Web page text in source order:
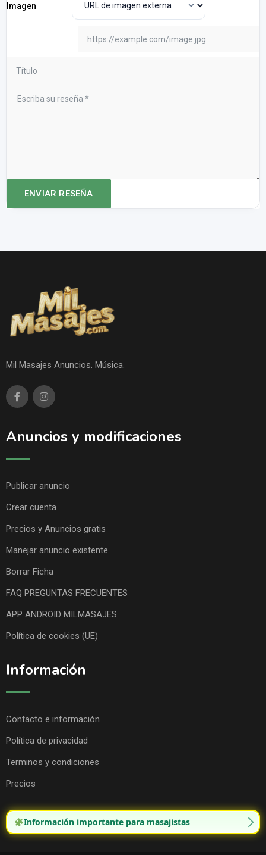
Imagen
Mil Masajes Anuncios. Música.
Anuncios y modificaciones
Publicar anuncio
Crear cuenta
Precios y Anuncios gratis
Manejar anuncio existente
Borrar Ficha
FAQ PREGUNTAS FRECUENTES
APP ANDROID MILMASAJES
Política de cookies (UE)
Información
Contacto e información
Política de privacidad
Terminos y condiciones
Precios
Información importante para masajistas